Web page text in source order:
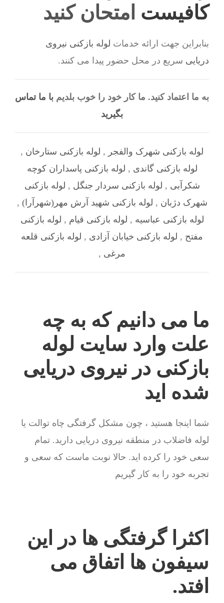
کافیست امتحان کنید
بنابراین جهت ارائه خدمات لوله بازکنی نیروی
دریایی سریع در محل حضور پیدا می کنند.
به ما اعتماد کنید. ما کار خود را خوب بلدیم با ما تماس
بگیرید
لوله بازکنی شهرک والفجر , لوله بازکنی ستارخان ,
لوله بازکنی گاندی , لوله بازکنی پاسداران کوچه
شکرآبی , لوله بازکنی سردار جنگل , لوله بازکنی
شهرک دژبان , لوله بازکنی شهيد آرش مهر(شهرآرا) ,
لوله بازکنی عباسیه , لوله بازکنی قیام , لوله بازکنی
مفتح , لوله بازکنی خیابان آزادی , لوله بازکنی قلعه‌
مرغی ,
ما می دانیم که به چه
علت وارد سایت لوله
بازکنی در نیروی دریایی
شده اید
شما اینجا هستید ، چون مشکل گرفتگی چاه توالت یا
لوله فاضلاب در منطقه نیروی دریایی دارید. تمام
سعی خود را کرده اید. حالا نوبت ماست که سعی و
تجربه خود را به کار گیریم
اکثرا گرفتگی ها در این
سیفون ها اتفاق می
افتد.